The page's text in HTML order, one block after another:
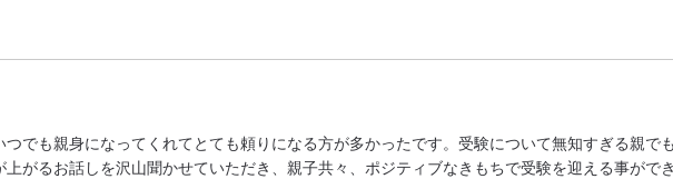
でも親身になってくれてとても頼りになる方が多かったです。受験について無知すぎる親で
がるお話しを沢山聞かせていただき、親子共々、ポジティブなきもちで受験を迎える事がで